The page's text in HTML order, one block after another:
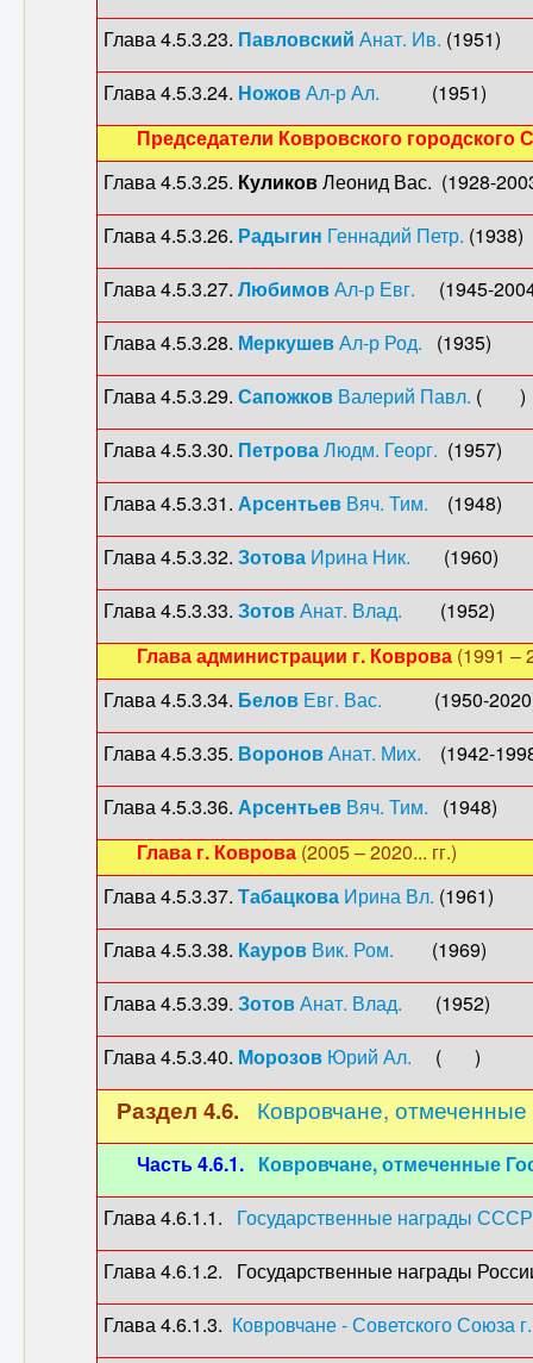
Глава 4.5.3.23. Павловский Анат. Ив.
Глава 4.5.3.24. НожовАл-р Ал. (1951)
Председатели Ковровского городского
Глава 4.5.3.25. КуликовЛеонид Вас. (1928-
Глава 4.5.3.26. Радыгин Геннадий Петр.
Глава 4.5.3.27. ЛюбимовАл-р Евг. (1945-
Глава 4.5.3.28. МеркушевАл-р Род.
Глава 4.5.3.29. Сапожков Валерий Павл. ( )
Глава 4.5.3.30. ПетроваЛюдм. Георг.
Глава 4.5.3.31. Арсентьев Вяч. Тим.
Глава 4.5.3.32. Зотова Ирина Ник.
Глава 4.5.3.33. ЗотовАнат. Влад.
Главаадминистрации г. Коврова (1991 –
Глава 4.5.3.34. Белов Евг. Вас. (1950-
Глава 4.5.3.35. ВороновАнат. Мих. (1942-
Глава 4.5.3.36. Арсентьев Вяч. Тим.
Глава г. Коврова (2005 – 2020... гг.)
Глава 4.5.3.37. Табацкова Ирина Вл.
Глава 4.5.3.38. Кауров Вик. Ром. (1969)
Глава 4.5.3.39. ЗотовАнат. Влад. (1952)
Глава 4.5.3.40. Морозов Юрий Ал. ( )
Раздел 4.6. Ковровчане,
Часть 4.6.1. Ковровчане, отмеченные
Глава 4.6.1.1. Государственные награды СССР
Глава 4.6.1.2. Государственные награды
Глава 4.6.1.3. Ковровчане - Советского Союза